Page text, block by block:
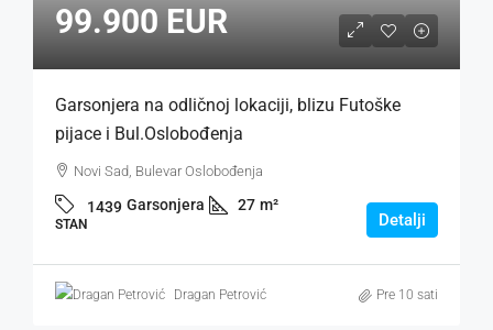
99.900 EUR
Garsonjera na odličnoj lokaciji, blizu Futoške
pijace i Bul.Oslobođenja
Novi Sad, Bulevar Oslobođenja
1439 Garsonjera 27 m²
STAN Detalji
Dragan Petrović Pre 10 sati